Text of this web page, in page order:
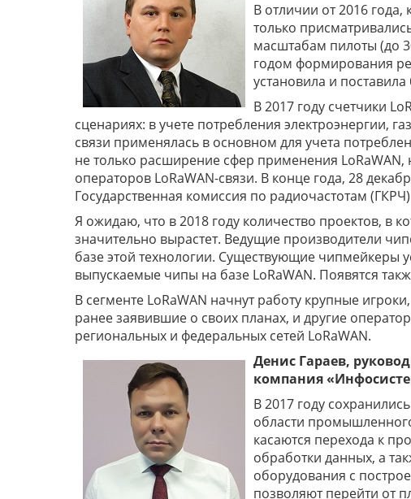
В отличии от 2016
только
масштабам пилоты (до
годом формирования
установила и
В 2017 году счетчики
сценариях: в учете потребления электроэнергии,
связи применялась в основном для учета
не только расширение сфер применения
операторов LoRaWAN-связи. В конце года, 28
Государственная комиссия по радиочастотам
Я ожидаю, что в 2018 году количество проектов, в
значительно вырастет. Ведущие производители
базе этой технологии. Существующие чипмейкеры
выпускаемые чипы на базе LoRaWAN. Появятся
В сегменте LoRaWAN начнут работу крупные
ранее заявившие о своих планах, и другие
региональных и федеральных сетей LoRaWAN.
Денис Гараев,
компания
В 2017 году
области
касаются перехода к
обработки данных, а
оборудования с
позволяют перейти от